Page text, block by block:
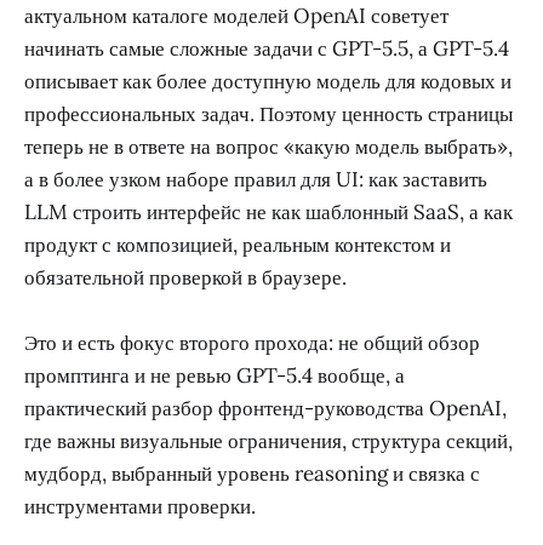
актуальном каталоге моделей OpenAI советует
начинать самые сложные задачи с GPT-5.5, а GPT-5.4
описывает как более доступную модель для кодовых и
профессиональных задач. Поэтому ценность страницы
теперь не в ответе на вопрос «какую модель выбрать»,
а в более узком наборе правил для UI: как заставить
LLM строить интерфейс не как шаблонный SaaS, а как
продукт с композицией, реальным контекстом и
обязательной проверкой в браузере.
Это и есть фокус второго прохода: не общий обзор
промптинга и не ревью GPT-5.4 вообще, а
практический разбор фронтенд-руководства OpenAI,
где важны визуальные ограничения, структура секций,
мудборд, выбранный уровень reasoning и связка с
инструментами проверки.